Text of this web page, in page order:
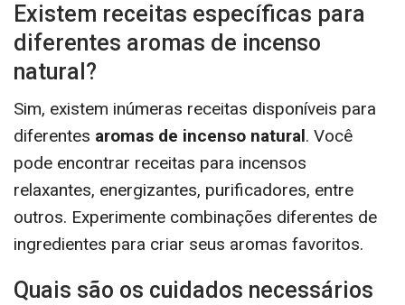
Existem receitas específicas para
diferentes aromas de incenso
natural?
Sim, existem inúmeras receitas disponíveis para
diferentes aromas de incenso natural. Você
pode encontrar receitas para incensos
relaxantes, energizantes, purificadores, entre
outros. Experimente combinações diferentes de
ingredientes para criar seus aromas favoritos.
Quais são os cuidados necessários